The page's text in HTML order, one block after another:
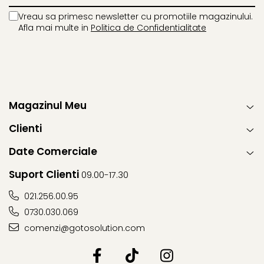
Chlorphenesin, Disodium EDTA, Phenoxyethanol,
Tocopherol, Calcium Gluconate, Ethylhexylglycerin.
Vreau sa primesc newsletter cu promotiile magazinului.
Afla mai multe in Politica de Confidentialitate
Magazinul Meu
Clienti
Date Comerciale
Suport Clienti09.00-17.30
021.256.00.95
0730.030.069
comenzi@gotosolution.com